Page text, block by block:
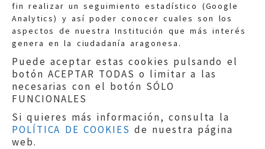
fin realizar un seguimiento estadístico (Google
Analytics) y así poder conocer cuales son los
aspectos de nuestra Institución que más interés
genera en la ciudadanía aragonesa.
Puede aceptar estas cookies pulsando el
botón ACEPTAR TODAS o limitar a las
necesarias con el botón SÓLO
FUNCIONALES
Si quieres más información, consulta la
POLÍTICA DE COOKIES de nuestra página
web.
Información general:
informacion@eljusticiadearagon.es
Teléfonos:900 210 210/
Aviso legal|Política de privacidad|